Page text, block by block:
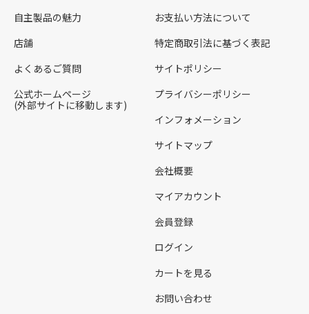
自主製品の魅力
店舗
よくあるご質問
公式ホームページ
(外部サイトに移動します)
お支払い方法について
特定商取引法に基づく表記
サイトポリシー
プライバシーポリシー
インフォメーション
サイトマップ
会社概要
マイアカウント
会員登録
ログイン
カートを見る
お問い合わせ